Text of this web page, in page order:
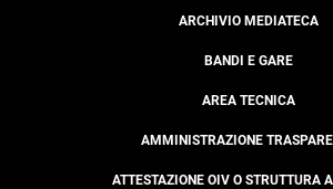
ARCHIVIO MEDIATECA
BANDI E GARE
AREA TECNICA
AMMINISTRAZIONE
ATTESTAZIONE OIV O STRUTTURA